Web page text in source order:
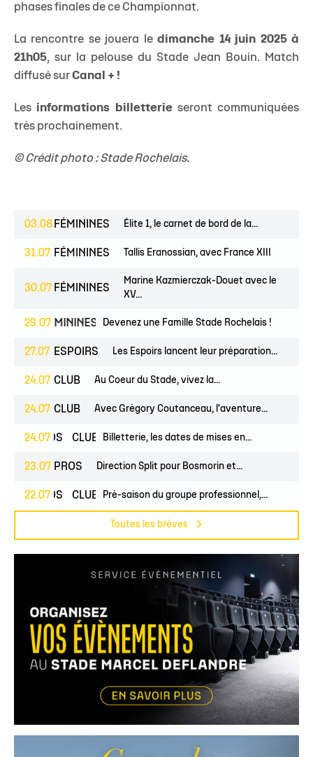
phases finales de ce Championnat.
La rencontre se jouera ledimanche 14 juin 2025 à
21h05, sur la pelouse du Stade Jean Bouin. Match
diffusé sur Canal + !
Les informations billetterieseront communiquées
très prochainement.
© Crédit photo : Stade Rochelais.
03.08 FÉMININES Élite 1, le carnet de bord de la...
31.07 FÉMININES Tallis Eranossian, avec France XIII
30.07 FÉMININES
Marine Kazmierczak-Douet avec le
XV...
29.07
FÉMININES CLUBDevenez une Famille Stade Rochelais !
27.07 ESPOIRS Les Espoirs lancent leur préparation...
24.07 CLUB Au Coeur du Stade, vivez la...
24.07 CLUB Avec Grégory Coutanceau, l'aventure...
24.07
PROS CLUB Billetterie, les dates de mises en...
23.07 PROS Direction Split pour Bosmorin et...
22.07
PROS CLUB Pré-saison du groupe professionnel,...
Toutes les brèves